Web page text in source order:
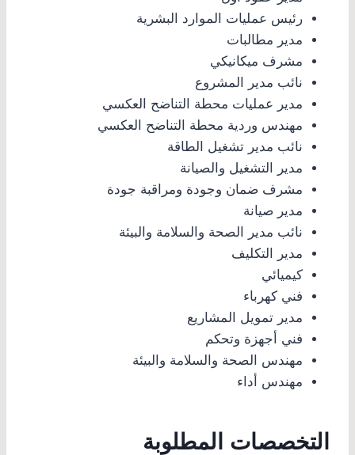
رئيس عمليات الموارد البشرية
مدير مطالبات
مشرف ميكانيكي
نائب مدير المشروع
مدير عمليات محطة التناضح العكسي
مهندس وردية محطة التناضح العكسي
نائب مدير تشغيل الطاقة
مدير التشغيل والصيانة
مشرف ضمان وجودة ومراقبة جودة
مدير صيانة
نائب مدير الصحة والسلامة والبيئة
مدير التكليف
كيميائي
فني كهرباء
مدير تمويل المشاريع
فني أجهزة وتحكم
مهندس الصحة والسلامة والبيئة
مهندس أداء
التخصصات المطلوبة